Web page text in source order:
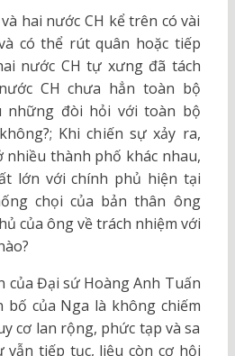
hai nước CH kể trên có vài
có thể rút quân hoặc tiếp
nước CH tự xưng đã tách
CH chưa hẳn toàn bộ
những đòi hỏi với toàn bộ
Khi chiến sự xảy ra,
nhiều thành phố khác nhau,
lớn với chính phủ hiện tại
chọi của bản thân ông
của ông về trách nhiệm với
của Đại sứ Hoàng Anh Tuấn
bố của Nga là không chiếm
cơ lan rộng, phức tạp và sa
vẫn tiếp tục, liệu còn cơ hội